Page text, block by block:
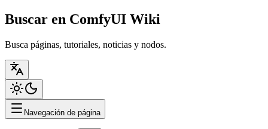
Buscar en ComfyUI Wiki
Busca páginas, tutoriales, noticias y nodos.
Navegación de página